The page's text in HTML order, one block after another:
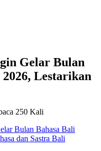
Gelar Bulan
Lestarikan
250 Kali